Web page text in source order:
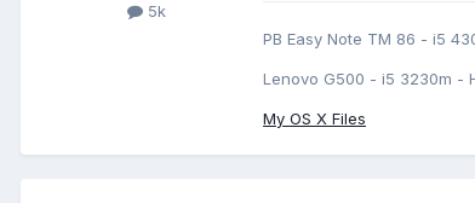
5k
PB Easy Note TM 86 - i5
Lenovo G500 - i5 3230m -
My OS X Files